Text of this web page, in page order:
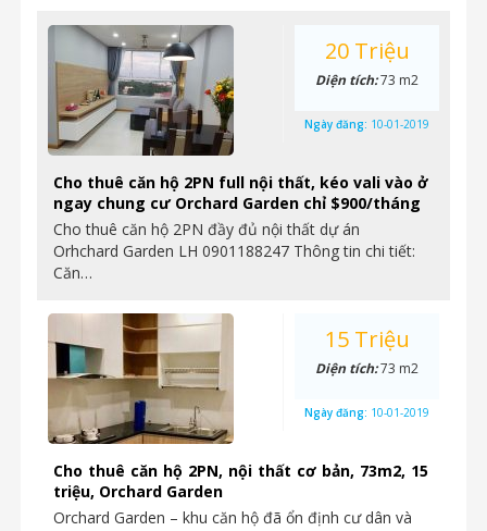
Cho thuê căn hộ 2PN full nội thất, kéo vali vào ở
ngay chung cư Orchard Garden chỉ $900/tháng
Cho thuê căn hộ 2PN đầy đủ nội thất dự án
Orhchard Garden LH 0901188247 Thông tin chi tiết:
Căn…
20 Triệu
Diện tích:73 m2
Ngày đăng: 10-01-2019
Cho thuê căn hộ 2PN, nội thất cơ bản, 73m2, 15
triệu, Orchard Garden
Orchard Garden – khu căn hộ đã ổn định cư dân và
15 Triệu
Diện tích:73 m2
Ngày đăng: 10-01-2019